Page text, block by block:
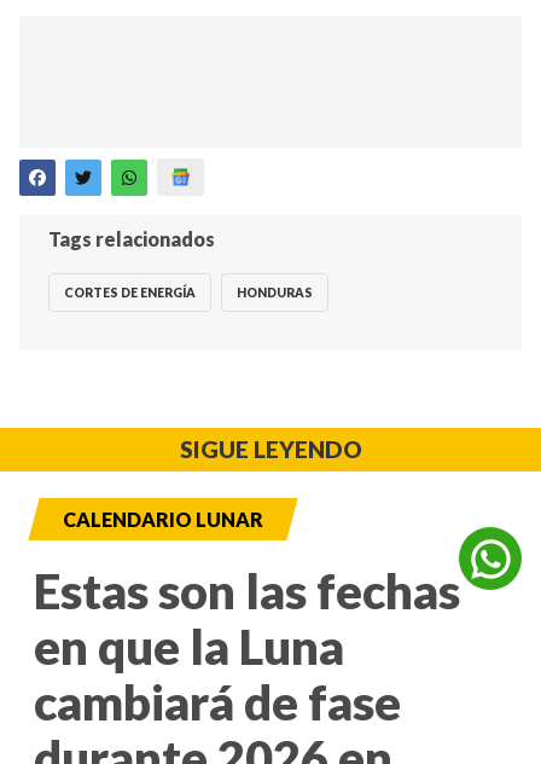
Tags relacionados
CORTES DE ENERGÍA HONDURAS
SIGUE LEYENDO
CALENDARIO LUNAR
Estas son las fechas
en que la Luna
cambiará de fase